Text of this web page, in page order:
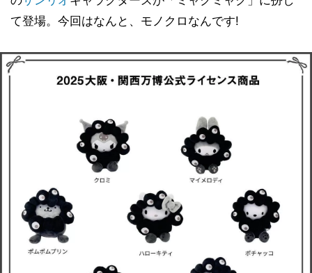
て登場。今回はなんと、モノクロなんです!